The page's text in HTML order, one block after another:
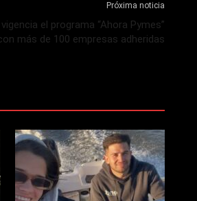
Próxima noticia
el programa “Ahora Pymes”
más de 100 empresas adheridas